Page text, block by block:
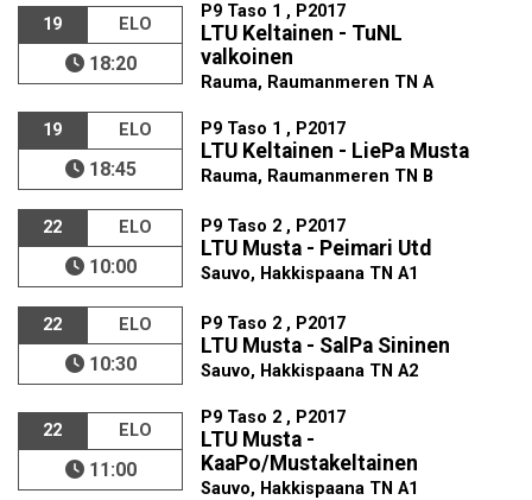
19 ELO
18:20
P9 Taso 1 , P2017
LTU Keltainen - TuNL
valkoinen
Rauma, Raumanmeren TN A
19 ELO
18:45
P9 Taso 1 , P2017
LTU Keltainen - LiePa Musta
Rauma, Raumanmeren TN B
22 ELO
10:00
P9 Taso 2 , P2017
LTU Musta - Peimari Utd
Sauvo, Hakkispaana TN A1
22 ELO
10:30
P9 Taso 2 , P2017
LTU Musta - SalPa Sininen
Sauvo, Hakkispaana TN A2
22 ELO
11:00
P9 Taso 2 , P2017
LTU Musta -
KaaPo/Mustakeltainen
Sauvo, Hakkispaana TN A1